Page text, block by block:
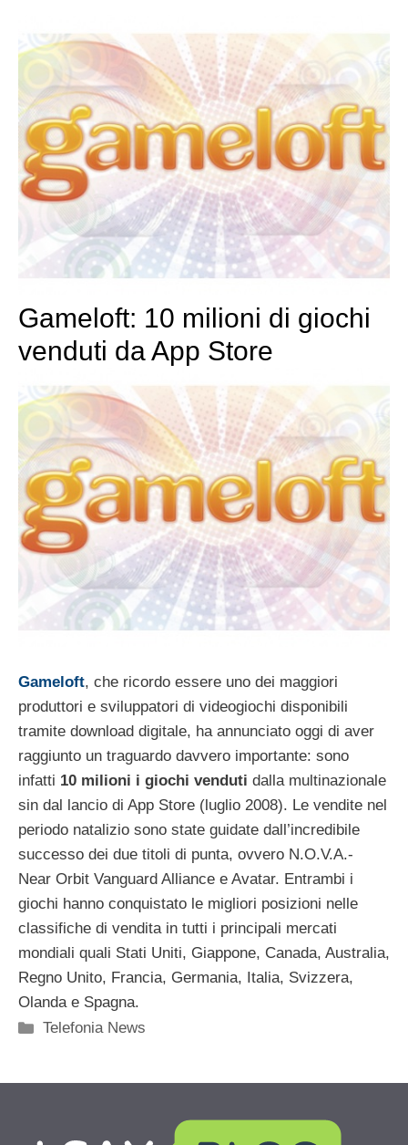
Gameloft: 10 milioni di giochi
venduti da App Store
Gameloft, che ricordo essere uno dei maggiori
produttori e sviluppatori di videogiochi disponibili
tramite download digitale, ha annunciato oggi di aver
raggiunto un traguardo davvero importante: sono
infatti 10 milioni i giochi venduti dalla multinazionale
sin dal lancio di App Store (luglio 2008). Le vendite nel
periodo natalizio sono state guidate dall’incredibile
successo dei due titoli di punta, ovvero N.O.V.A.-
Near Orbit Vanguard Alliance e Avatar. Entrambi i
giochi hanno conquistato le migliori posizioni nelle
classifiche di vendita in tutti i principali mercati
mondiali quali Stati Uniti, Giappone, Canada, Australia,
Regno Unito, Francia, Germania, Italia, Svizzera,
Olanda e Spagna.
Categorie
Telefonia News